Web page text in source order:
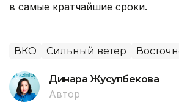
в самые кратчайшие сроки.
ВКО Сильный ветер
Динара Жусупбекова
Автор